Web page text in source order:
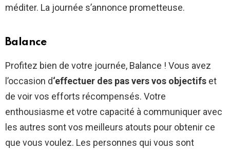
méditer. La journée s’annonce prometteuse.
Balance
Profitez bien de votre journée, Balance ! Vous avez
l’occasion d‘effectuer des pas vers vos objectifs et
de voir vos efforts récompensés. Votre
enthousiasme et votre capacité à communiquer avec
les autres sont vos meilleurs atouts pour obtenir ce
que vous voulez. Les personnes qui vous sont